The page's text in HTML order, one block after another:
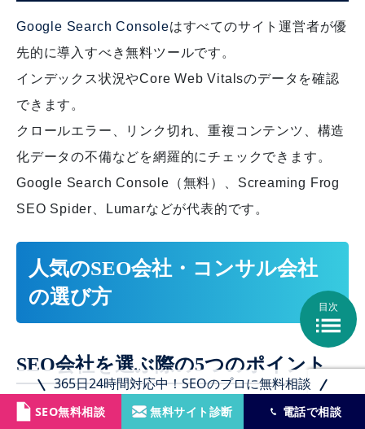
365日24時間対応中！SEOのプロに無料相談
SEO無料相談 無料サイト診断 電話で相談
Google Search Consoleはすべてのサイト運営者が優
先的に導入すべき無料ツールです。
インデックス状況やCore Web Vitalsのデータを確認
できます。
クロールエラー、リンク切れ、重複コンテンツ、構造
化データの不備などを網羅的にチェックできます。
Google Search Console（無料）、Screaming Frog
SEO Spider、Lumarなどが代表的です。
人気のSEO会社・コンサル会社
の選び方
SEO会社を選ぶ際の5つのポイント
SEO会社を選ぶ際に重視すべきポイントは以下の5つ
目次
